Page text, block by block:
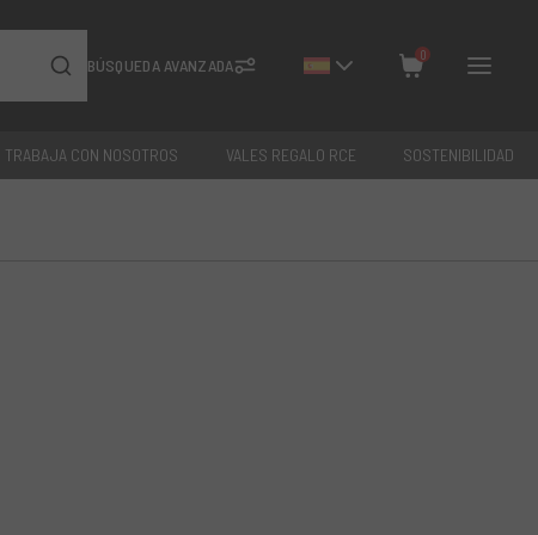
BÚSQUEDA AVANZADA
0
Cerrar
TRABAJA CON NOSOTROS VALES REGALO RCE SOSTENIBILIDAD